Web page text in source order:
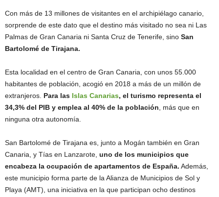
Con más de 13 millones de visitantes en el archipiélago canario,
sorprende de este dato que el destino más visitado no sea ni Las
Palmas de Gran Canaria ni Santa Cruz de Tenerife, sino San
Bartolomé de Tirajana.
Esta localidad en el centro de Gran Canaria, con unos 55.000
habitantes de población, acogió en 2018 a más de un millón de
extranjeros. Para las Islas Canarias, el turismo representa el
34,3% del PIB y emplea al 40% de la población, más que en
ninguna otra autonomía.
San Bartolomé de Tirajana es, junto a Mogán también en Gran
Canaria, y Tías en Lanzarote, uno de los municipios que
encabeza la ocupación de apartamentos de España. Además,
este municipio forma parte de la Alianza de Municipios de Sol y
Playa (AMT), una iniciativa en la que participan ocho destinos